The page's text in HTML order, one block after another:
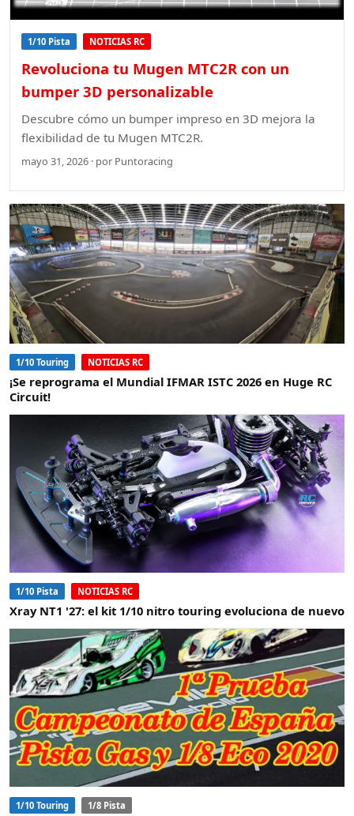
1/10 Pista NOTICIAS RC
Revoluciona tu Mugen MTC2R con un
bumper 3D personalizable
Descubre cómo un bumper impreso en 3D mejora la
flexibilidad de tu Mugen MTC2R.
mayo 31, 2026 · por Puntoracing
1/10 Touring NOTICIAS RC
¡Se reprograma el Mundial IFMAR ISTC 2026 en Huge RC
Circuit!
1/10 Pista NOTICIAS RC
Xray NT1 '27: el kit 1/10 nitro touring evoluciona de nuevo
1/10 Touring 1/8 Pista